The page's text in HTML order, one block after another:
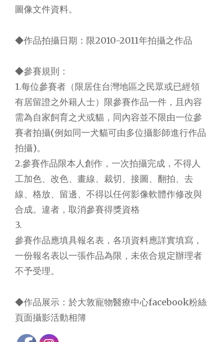
圖像文件資料。
◆作品拍攝日期：限2010-2011年拍攝之作品
◆參賽規則：
1.每位參賽者（限居住台灣地區之民眾或已經領
有居留證之外籍人士）限參賽作品一件，且內容
需為自家飼育之犬或貓，同內容並不限由一位參
賽者拍攝(例如同一犬貓可由多位攝影師進行作品
拍攝)。
2.參賽作品限本人創作，一次拍攝完成，不得人
工加色、改色、畫線、裁切、接圖、翻拍、去
線、格放、留邊、不得以任何影像軟體作修改與
合成。違者，取消參賽得獎資格
3.
參賽作品應填具報名表，各項資料應詳實填寫，
一份報名表以一張作品為限，未依合規定辦理者
不予受理。
◆作品展示：於大敦寵物醫療中心facebook粉絲
頁面攝影活動相簿